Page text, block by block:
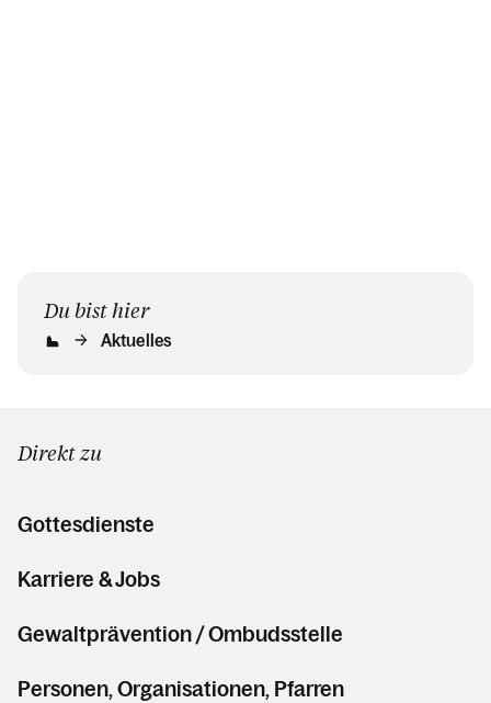
Du bist hier
Aktuelles
Direkt zu
Gottesdienste
Karriere & Jobs
Gewaltprävention / Ombudsstelle
Personen, Organisationen, Pfarren